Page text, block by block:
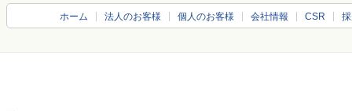
ホーム 法人のお客様 個人のお客様 会社情報 CSR